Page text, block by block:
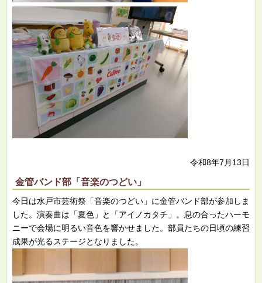
令和8年7月13日
金管バンド部「音楽のつどい」
今日は水戸市芸術祭「音楽のつどい」に金管バンド部が参加しま
した。演奏曲は「夏色」と「アイノカタチ」。息の合ったハーモ
ニーで会場に明るい音色を響かせました。部員たちの日頃の練習
成果が光るステージとなりました。